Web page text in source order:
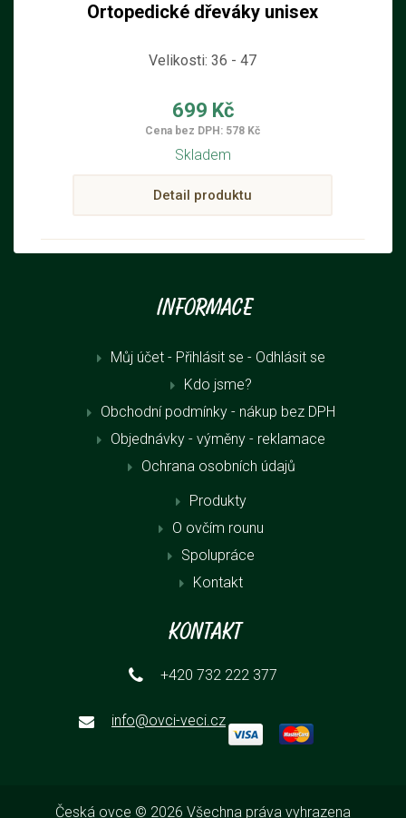
Ortopedické dřeváky unisex
Velikosti: 36 - 47
699 Kč
Cena bez DPH: 578 Kč
Skladem
Detail produktu
Informace
Můj účet - Přihlásit se - Odhlásit se
Kdo jsme?
Obchodní podmínky - nákup bez DPH
Objednávky - výměny - reklamace
Ochrana osobních údajů
Produkty
O ovčím rounu
Spolupráce
Kontakt
Kontakt
+420 732 222 377
info@ovci-veci.cz
Česká ovce © 2026 Všechna práva vyhrazena